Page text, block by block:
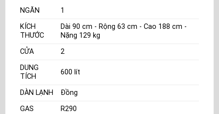
NGĂN
1
KÍCH
THƯỚC
Dài 90 cm - Rộng 63 cm - Cao 188 cm -
Nặng 129 kg
CỬA
2
DUNG
TÍCH
600 lít
DÀN LẠNH
Đồng
GAS
R290